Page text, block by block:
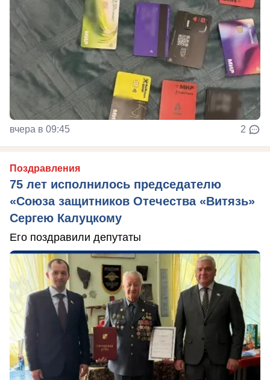
вчера в 09:45 2
Поздравления
75 лет исполнилось председателю
«Союза защитников Отечества «Витязь»
Сергею Калуцкому
Его поздравили депутаты